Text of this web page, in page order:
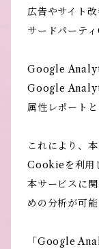
広告やサイト
サードパーテ
Google
Google
属性レポート
これにより、
Cookieを利用
本サービスに
めの分析が可能
「Google